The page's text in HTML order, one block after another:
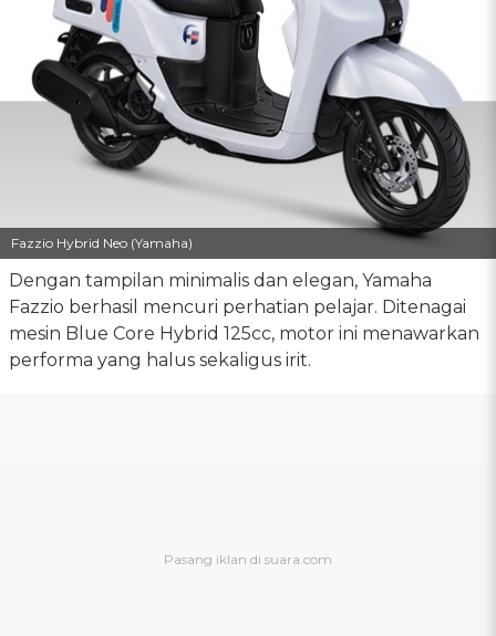
Fazzio Hybrid Neo (Yamaha)
Dengan tampilan minimalis dan elegan, Yamaha
Fazzio berhasil mencuri perhatian pelajar. Ditenagai
mesin Blue Core Hybrid 125cc, motor ini menawarkan
performa yang halus sekaligus irit.